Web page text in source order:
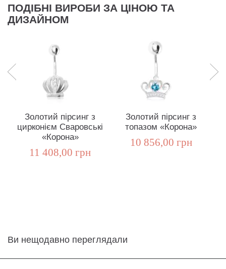
ПОДІБНІ ВИРОБИ ЗА ЦІНОЮ ТА
ДИЗАЙНОМ
Золотий пірсинг з
цирконієм Сваровські
«Корона»
11 408,00 грн
Золотий пірсинг з
топазом «Корона»
10 856,00 грн
Ви нещодавно переглядали